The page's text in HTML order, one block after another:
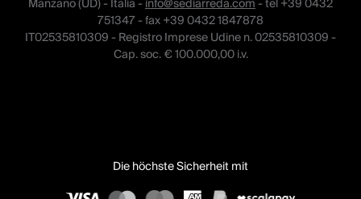
751347 - fax +39 0432 1847878
IT02535810309 - Registro Imprese Udine n. 02535810309 -
Cap. soc. € 100.000,00 i.v.
Die höchste Sicherheit mit